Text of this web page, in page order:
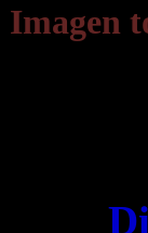
Imagen